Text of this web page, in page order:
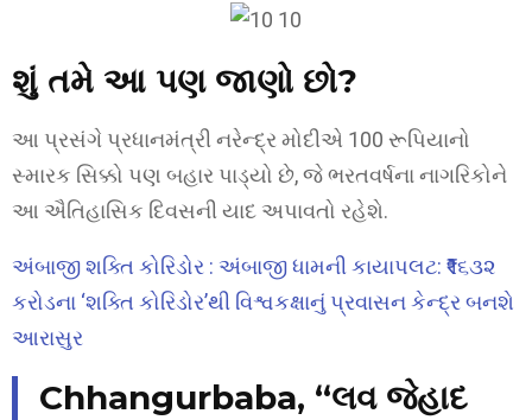
શું તમે આ પણ જાણો છો?
આ પ્રસંગે પ્રધાનમંત્રી નરેન્દ્ર મોદીએ 100 રૂપિયાનો
સ્મારક સિક્કો પણ બહાર પાડ્યો છે, જે ભરતવર્ષના નાગરિકોને
આ ઐતિહાસિક દિવસની યાદ અપાવતો રહેશે.
અંબાજી શક્તિ કોરિડોર : અંબાજી ધામની કાયાપલટ: ₹૧૬૩૨
કરોડના ‘શક્તિ કોરિડોર’થી વિશ્વકક્ષાનું પ્રવાસન કેન્દ્ર બનશે
આરાસુર
Chhangurbaba, “લવ જેહાદ